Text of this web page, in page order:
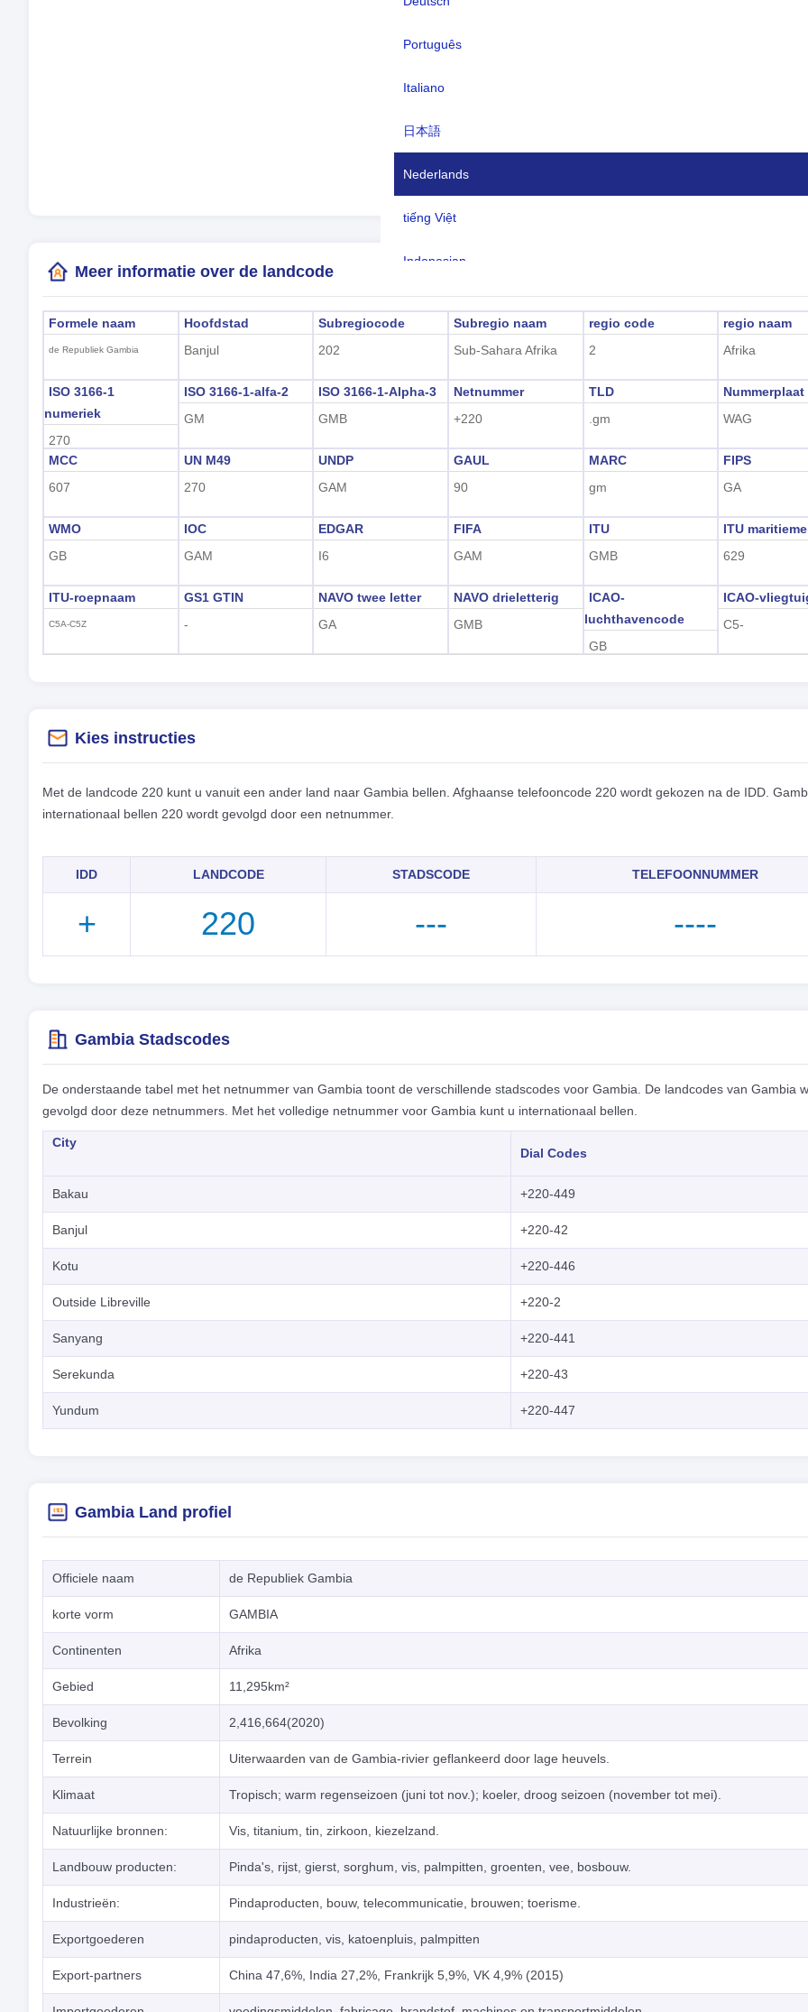
Português
Italiano
日本語
Nederlands
tiếng Việt
Indonesian
Tijdzone:
Lokale tijd:
(Banjul)
2026-08-07 04:06:25
Meer informatie over de landcode
Formele naam
de Republiek Gambia
Hoofdstad
Banjul
Subregiocode
202
Subregio naam
Sub-Sahara Afrika
regio code
2
regio naam
Afrika
ISO 3166-1
numeriek
270
ISO 3166-1-alfa-2
GM
ISO 3166-1-Alpha-3
GMB
Netnummer
+220
TLD
.gm
WAG
MCC
607
UN M49
270
UNDP
GAM
GAUL
90
MARC
gm
FIPS
GA
WMO
GB
IOC
GAM
EDGAR
I6
FIFA
GAM
ITU
GMB
ITU
629
ITU-roepnaam
C5A-C5Z
GS1 GTIN
-
NAVO twee letter
GA
NAVO drieletterig
GMB
ICAO-
luchthavencode
GB
ICAO-
C5-
Kies instructies
Met de landcode 220 kunt u vanuit een ander land naar Gambia bellen. Afghaanse telefooncode 220 wordt gekozen na de IDD.
internationaal bellen 220 wordt gevolgd door een netnummer.
IDD LANDCODE STADSCODE TELEFOONNUMMER
+ 220 --- ----
Gambia Stadscodes
De onderstaande tabel met het netnummer van Gambia toont de verschillende stadscodes voor Gambia. De landcodes van Gambia
gevolgd door deze netnummers. Met het volledige netnummer voor Gambia kunt u internationaal bellen.
City
Dial Codes
Bakau +220-449
Banjul +220-42
Kotu +220-446
Outside Libreville +220-2
Sanyang +220-441
Serekunda +220-43
Yundum +220-447
Gambia Land profiel
Officiele naam de Republiek Gambia
korte vorm GAMBIA
Continenten Afrika
Gebied 11,295km²
Bevolking 2,416,664(2020)
Terrein Uiterwaarden van de Gambia-rivier geflankeerd door lage heuvels.
Klimaat Tropisch; warm regenseizoen (juni tot nov.); koeler, droog seizoen (november tot mei).
Natuurlijke bronnen: Vis, titanium, tin, zirkoon, kiezelzand.
Landbouw producten: Pinda's, rijst, gierst, sorghum, vis, palmpitten, groenten, vee, bosbouw.
Industrieën: Pindaproducten, bouw, telecommunicatie, brouwen; toerisme.
Exportgoederen pindaproducten, vis, katoenpluis, palmpitten
Export-partners China 47,6%, India 27,2%, Frankrijk 5,9%, VK 4,9% (2015)